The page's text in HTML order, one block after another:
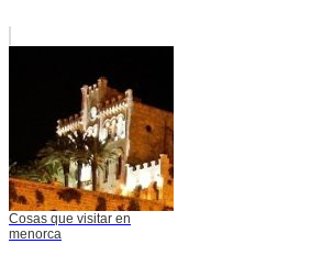
Cosas que visitar en
menorca